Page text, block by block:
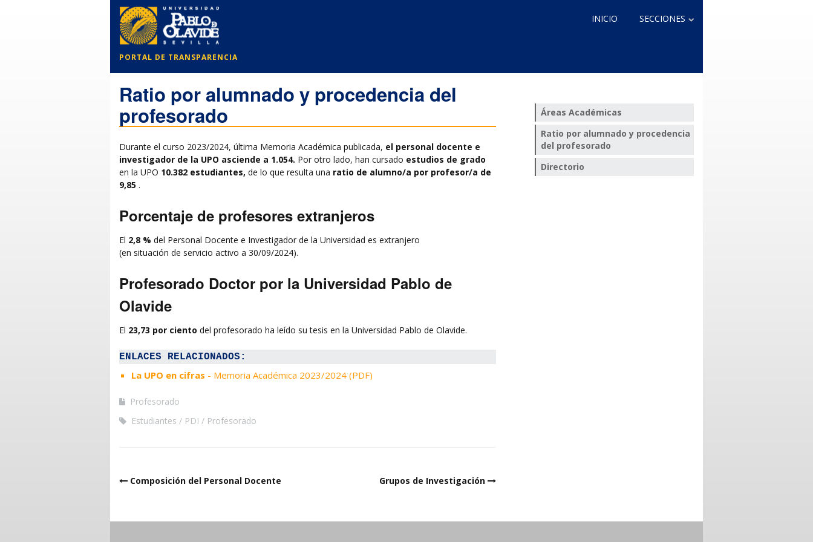
PORTAL DE TRANSPARENCIA
INICIO SECCIONES
Académica
Ratio por alumnado y procedencia del
profesorado
Durante el curso 2023/2024, última Memoria Académica publicada, el personal docente e
investigador de la UPO asciende a 1.054. Por otro lado, han cursado estudios de grado
en la UPO 10.382 estudiantes, de lo que resulta una ratio de alumno/a por profesor/a de
9,85 .
Porcentaje de profesores extranjeros
El 2,8 % del Personal Docente e Investigador de la Universidad es extranjero
(en situación de servicio activo a 30/09/2024).
Profesorado Doctor por la Universidad Pablo de
Olavide
El 23,73 por ciento del profesorado ha leído su tesis en la Universidad Pablo de Olavide.
ENLACES RELACIONADOS:
La UPO en cifras - Memoria Académica 2023/2024 (PDF)
Profesorado
Estudiantes
PDI Profesorado
Post navigation
Composición del Personal Docente Grupos de Investigación
Áreas Académicas
Ratio por alumnado y procedencia
del profesorado
Directorio